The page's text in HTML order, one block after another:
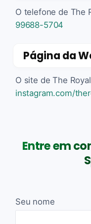
O telefone de The
99688-5704
Página da
O site de The
instagram.com/
Entre em
Seu nome